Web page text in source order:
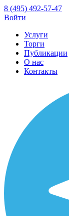
8 (495) 492-57-47
Войти
Услуги
Торги
Публикации
О нас
Контакты